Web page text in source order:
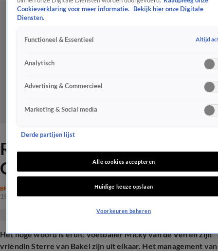
Relatiebreuk voor deze
Oranje-international
BN'ERS
19 aug 2025, 13:16
Het hoge woord is eruit: voetballer Micky van de Ven en zijn
vriendin Sterre van Bakel zijn uit elkaar. Het management van
Cookieverklaring voor meer informatie.
Bekijk hier onze Digitale
Diensten.
Functioneel & Essentieel Altijd
Analytisch
Advertising & Commercieel
Marketing & Social media
Derde partijen lijst
Alle cookies accepteren
Huidige keuze opslaan
Voorkeuren beheren